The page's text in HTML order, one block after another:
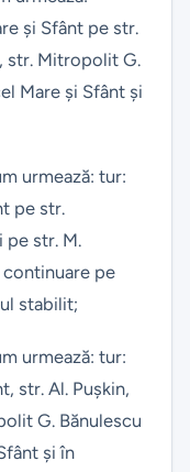
și Sfânt pe str.
str. Mitropolit G.
Mare și Sfânt și
urmează: tur:
pe str.
pe str. M.
continuare pe
stabilit;
urmează: tur:
str. Al. Pușkin,
G. Bănulescu
și în